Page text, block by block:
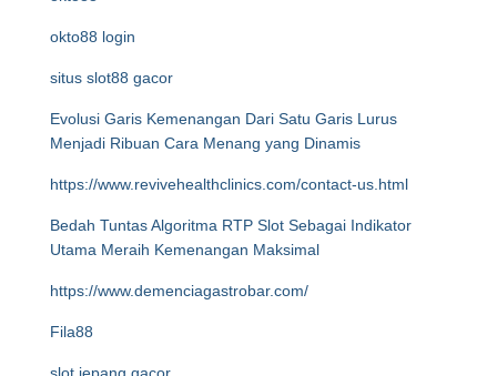
okto88 login
situs slot88 gacor
Evolusi Garis Kemenangan Dari Satu Garis Lurus
Menjadi Ribuan Cara Menang yang Dinamis
https://www.revivehealthclinics.com/contact-us.html
Bedah Tuntas Algoritma RTP Slot Sebagai Indikator
Utama Meraih Kemenangan Maksimal
https://www.demenciagastrobar.com/
Fila88